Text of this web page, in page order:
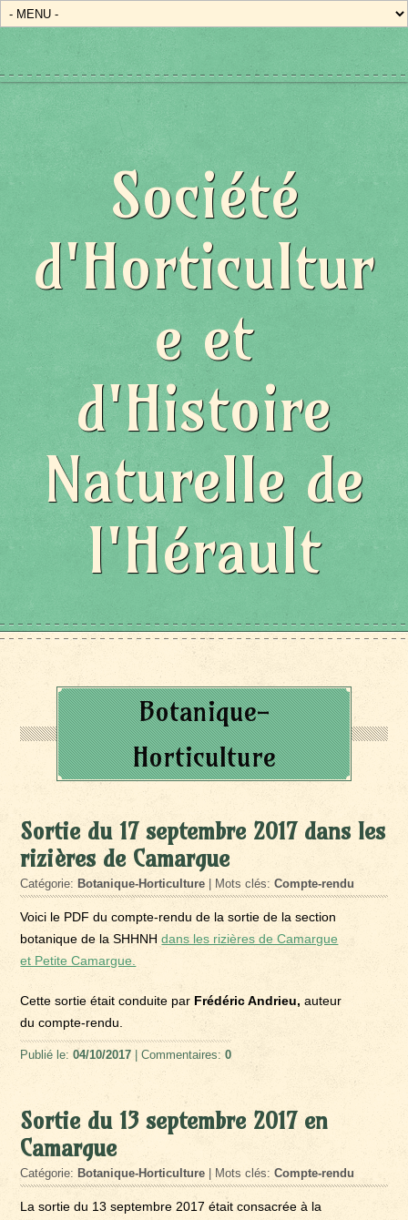
Société
d'Horticultur
e et
d'Histoire
Naturelle de
l'Hérault
Botanique-
Horticulture
Sortie du 17 septembre 2017 dans les
rizières de Camargue
Catégorie: Botanique-Horticulture | Mots clés:Compte-rendu
Voici le PDF du compte-rendu de la sortie de la section
botanique de la SHHNHdans les rizières de Camargue
et Petite Camargue.
Cette sortie était conduite par Frédéric Andrieu, auteur
du compte-rendu.
Publié le:04/10/2017 | Commentaires:0
Sortie du 13 septembre 2017 en
Camargue
Catégorie: Botanique-Horticulture | Mots clés:Compte-rendu
La sortie du 13 septembre 2017 était consacrée à la